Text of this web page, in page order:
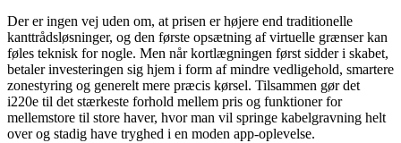
Der er ingen vej uden om, at prisen er højere end traditionelle
kanttrådsløsninger, og den første opsætning af virtuelle grænser kan
føles teknisk for nogle. Men når kortlægningen først sidder i skabet,
betaler investeringen sig hjem i form af mindre vedligehold, smartere
zonestyring og generelt mere præcis kørsel. Tilsammen gør det
i220e til det stærkeste forhold mellem pris og funktioner for
mellemstore til store haver, hvor man vil springe kabelgravning helt
over og stadig have tryghed i en moden app-oplevelse.